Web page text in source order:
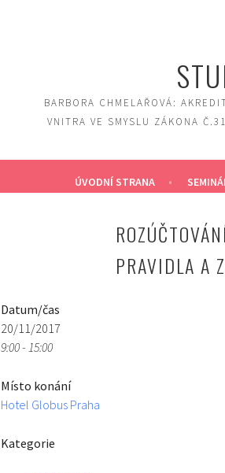
BARBORA CHMELAŘOVÁ:
VNITRA VE SMYSLU ZÁKONA
ÚVODNÍ STRANA
PRAVIDLA A
Datum/čas
20/11/2017
9:00 - 15:00
Místo konání
Hotel Globus Praha
Kategorie